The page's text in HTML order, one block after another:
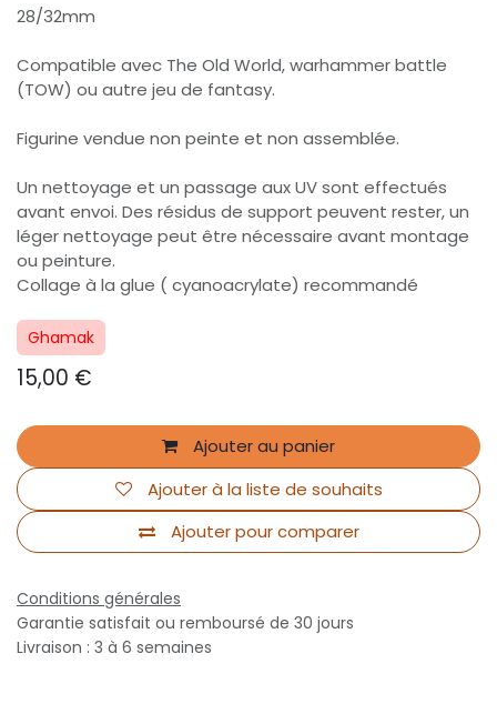
28/32mm
Compatible avec The Old World, warhammer battle
(TOW) ou autre jeu de fantasy.
Figurine vendue non peinte et non assemblée.
Un nettoyage et un passage aux UV sont effectués
avant envoi. Des résidus de support peuvent rester, un
léger nettoyage peut être nécessaire avant montage
ou peinture.
Collage à la glue ( cyanoacrylate) recommandé
Ghamak
15,00 €
Ajouter au panier
Ajouter pour comparer
Ajouter à la liste de souhaits
Conditions générales
Garantie satisfait ou remboursé de 30 jours
Livraison : 3 à 6 semaines